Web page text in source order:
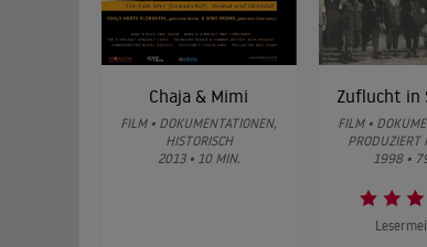
Chaja & Mimi
FILM • DOKUMENTATIONEN,
HISTORISCH
2013 • 10 MIN.
Zuflucht in
FILM •
PRODUZIERT
1998 •